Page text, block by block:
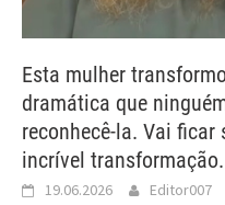
Esta mulher
dramática que
reconhecê-la. Vai ficar
incrível transformação.
19.06.2026 Editor007